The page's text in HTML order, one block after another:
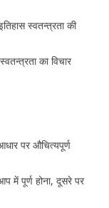
स्वतन्त्रता की
का विचार
पर औचित्यपूर्ण
में पूर्ण होना, दूसरे पर